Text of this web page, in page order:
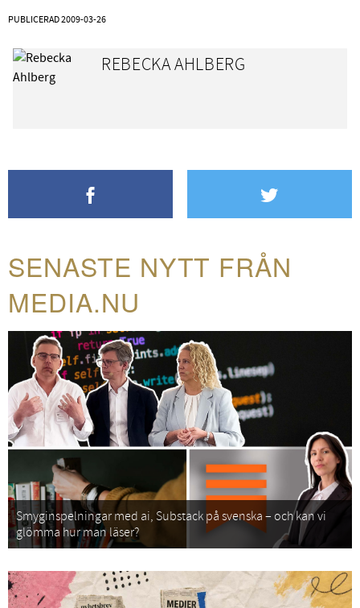
PUBLICERAD2009-03-26
REBECKA AHLBERG
SENASTE NYTT FRÅN
MEDIA.NU
Smyginspelningar med ai, Substack på svenska – och kan vi
glömma hur man läser?